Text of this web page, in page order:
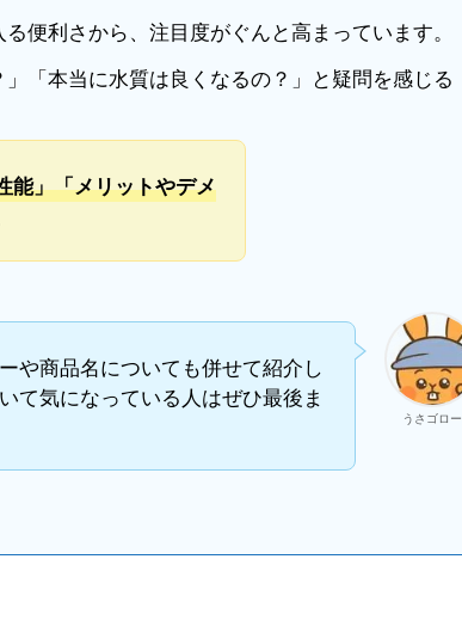
便利さから、注目度がぐんと高まっています。
「本当に水質は良くなるの？」と疑問を感じる
能」「メリットやデメ
うさゴロー
や商品名についても併せて紹介し
て気になっている人はぜひ最後ま